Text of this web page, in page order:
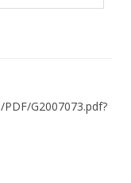
G2007073.pdf?